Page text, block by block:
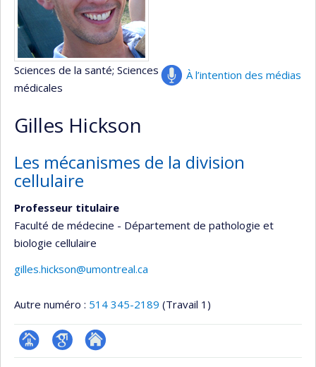
À l’intention des médias
Sciences de la santé; Sciences
médicales
Gilles Hickson
Les mécanismes de la division
cellulaire
Professeur titulaire
Faculté de médecine - Département de pathologie et
biologie cellulaire
gilles.hickson@umontreal.ca
Autre numéro : 514 345-2189 (Travail 1)
Page GoogleAutre